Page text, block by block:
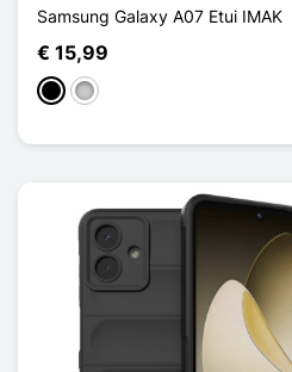
Samsung Galaxy A07 Etui IMAK
€ 15,99
ZwartTransparant